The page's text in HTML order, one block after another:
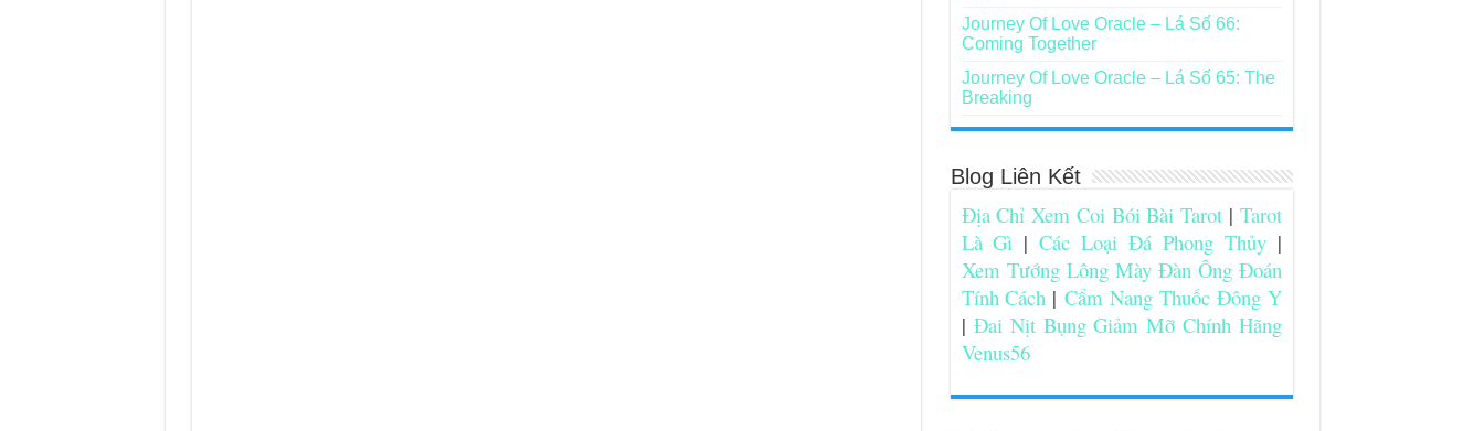
Journey Of Love Oracle – Lá Số 66:
Coming Together
Journey Of Love Oracle – Lá Số 65: The
Breaking
Blog Liên Kết
Địa Chỉ Xem Coi Bói Bài Tarot | Tarot
Là Gì |Các Loại Đá Phong Thủy|
Xem Tướng Lông Mày Đàn Ông Đoán
Tính Cách |Cẩm Nang Thuốc Đông Y
|Đai Nịt Bụng Giảm Mỡ Chính Hãng
Venus56